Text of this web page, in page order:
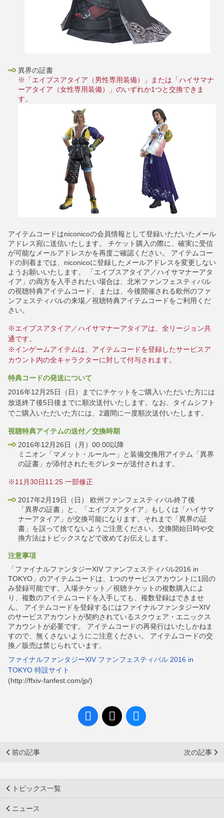
異界の証書
※「エイブスアタイア（男性専用装備）」または「ハイサマナ
ーアタイア（女性専用装備）」のいずれか1つと交換できま
す。
アイテムコードはniconicoの会員情報として登録いただいたメール
アドレス宛に送信いたします。 チケット購入の際に、確実に受信
が可能なメールアドレスかを再度ご確認ください。 アイテムコー
ドの到着までは、niconicoに登録したメールアドレスを変更しない
ようお願いいたします。
「エイブスアタイア／ハイサマナーアタ
イア」の両方を入手されたい場合は、北米ファンフェスティバル
の視聴特典アイテムコード、または、今後開催される欧州のファ
ンフェスティバルの来場／視聴特典アイテムコードをご利用くだ
さい。
※エイブスアタイア／ハイサマナーアタイアは、全リージョン共
通です。
※インゲームアイテムは、アイテムコードを登録したサービスア
カウント内の全キャラクターに対して付与されます。
特典コードの発送について
2016年12月25日（日）までにチケットをご購入いただいた方には
放送終了後5日後までに順次送付いたします。なお、タイムシフト
でご購入いただいた方には、2週間に一度順次送付いたします。
視聴特典アイテムの送付／交換時期
2016年12月26日（月）00:00以降
ミニオン「マメット・ルールー」と装備交換用アイテム「異界
の証書」が添付されたモグレターが送付されます。
※11月30日11:25 一部修正
2017年2月19日（日） 欧州ファンフェスティバル終了後
「異界の証書」と、「エイブスアタイア」もしくは「ハイサマ
ナーアタイア」が交換可能になります。それまで「異界の証
書」を誤って捨てないようご注意ください。交換開始日時や交
換方法はトピックスなどで改めてお伝えします。
注意事項
「ファイナルファンタジーXIV ファンフェスティバル2016 in
TOKYO」のアイテムコードは、1つのサービスアカウントに1回の
み登録可能です。入場チケット／視聴チケットの複数購入によ
り、複数のアイテムコードを入手しても、複数登録はできませ
ん。 アイテムコードを登録するにはファイナルファンタジーXIV
のサービスアカウントが契約されているスクウェア・エニックス
アカウントが必要です。 アイテムコードの再発行はいたしかねま
すので、無くさないようにご注意ください。 アイテムコードの交
換／販売は禁じられています。
ファイナルファンタジーXIV ファンフェスティバル 2016 in
TOKYO 特設サイト
(http://ffxiv-fanfest.com/jp/)
前の記事 次の記事
トピックス一覧
ニュース